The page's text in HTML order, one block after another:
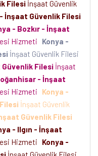
Filesi İnşaat Güvenlik
İnşaat Güvenlik Filesi
- Bozkır - İnşaat
Hizmeti
Konya -
İnşaat Güvenlik Filesi
Filesi İnşaat
- İnşaat
Hizmeti
Konya -
İnşaat Güvenlik
Güvenlik Filesi
- Ilgın - İnşaat
Hizmeti
Konya -